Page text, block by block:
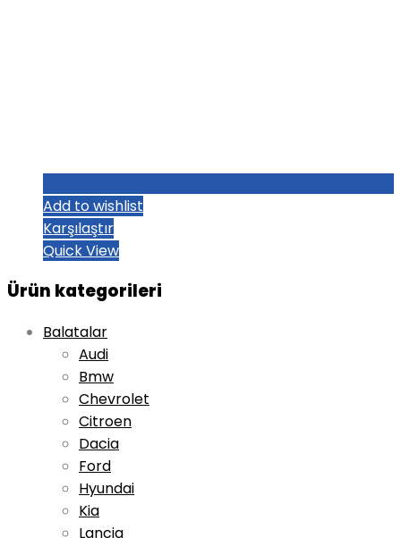
Add to wishlist
Karşılaştır
Quick View
Ürün kategorileri
Balatalar
Audi
Bmw
Chevrolet
Citroen
Dacia
Ford
Hyundai
Kia
Lancia